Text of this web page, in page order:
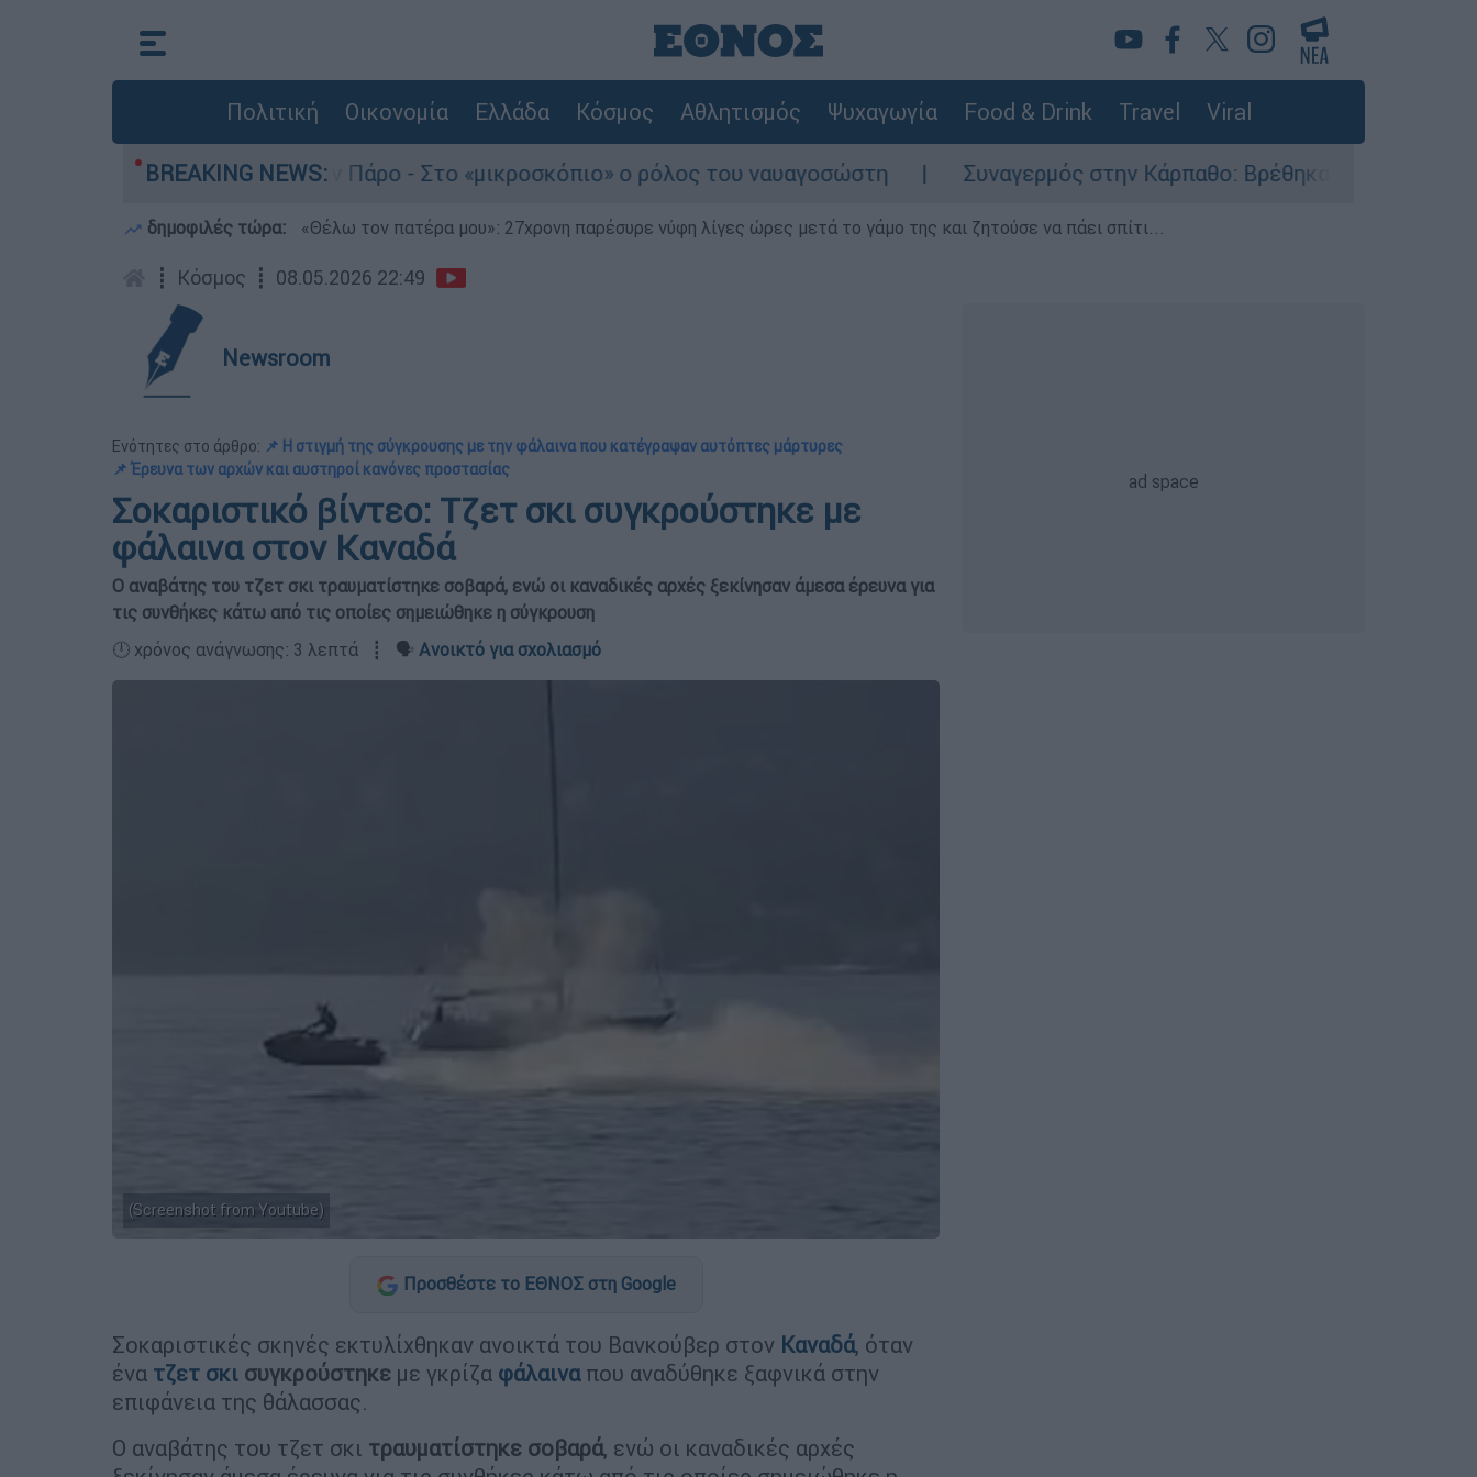
Πολιτική Οικονομία Ελλάδα Κόσμος Αθλητισμός Ψυχαγωγία Food & Drink Travel Viral
BREAKING NEWS:
του 4χρονου στην Πάρο - Στο «μικροσκόπιο» ο ρόλος του ναυαγοσώστη Συναγερμός στην Κάρπαθο: Βρέθηκαν παλιά πυρομαχικά στο
δημοφιλές τώρα: «Θέλω τον πατέρα μου»: 27χρονη παρέσυρε νύφη λίγες ώρες μετά το γάμο της και ζητούσε να πάει σπίτι...
┋ Κόσμος ┋ 08.05.2026 22:49
Newsroom
Ενότητες στο άρθρο: 📌 Η στιγμή της σύγκρουσης με την φάλαινα που κατέγραψαν αυτόπτες μάρτυρες
📌 Έρευνα των αρχών και αυστηροί κανόνες προστασίας
Σοκαριστικό βίντεο: Τζετ σκι συγκρούστηκε με
φάλαινα στον Καναδά
Ο αναβάτης του τζετ σκι τραυματίστηκε σοβαρά, ενώ οι καναδικές αρχές ξεκίνησαν άμεσα έρευνα για
τις συνθήκες κάτω από τις οποίες σημειώθηκε η σύγκρουση
🕛 χρόνος ανάγνωσης: 3 λεπτά ┋ 🗣️ Ανοικτό για σχολιασμό
(Screenshot from Youtube)
Προσθέστε το ΕΘΝΟΣ στη Google
Σοκαριστικές σκηνές εκτυλίχθηκαν ανοικτά του Βανκούβερ στον Καναδά, όταν
ένα τζετ σκι συγκρούστηκε με γκρίζα φάλαιναπου αναδύθηκε ξαφνικά στην
επιφάνεια της θάλασσας.
Ο αναβάτης του τζετ σκι τραυματίστηκε σοβαρά, ενώ οι καναδικές αρχές